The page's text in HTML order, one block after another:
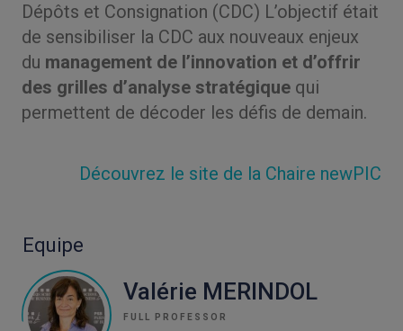
Dépôts et Consignation (CDC) L’objectif était
de sensibiliser la CDC aux nouveaux enjeux
du management de l’innovation et d’offrir
des grilles d’analyse stratégique qui
permettent de décoder les défis de demain.
Découvrez le site de la Chaire newPIC
Equipe
Valérie MERINDOL
FULL PROFESSOR